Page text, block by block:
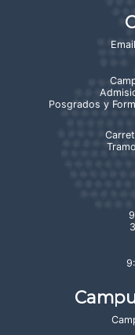
Posgrados y